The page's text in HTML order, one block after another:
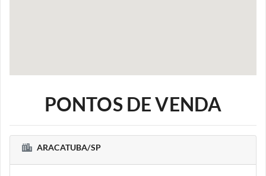
PONTOS DE VENDA
ARACATUBA/SP